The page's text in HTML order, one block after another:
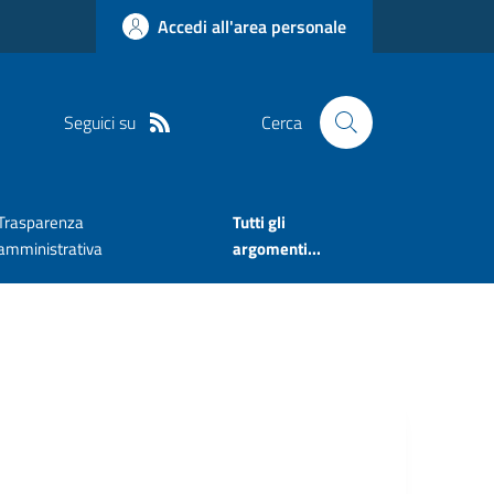
Accedi all'area personale
Seguici su Cerca
Tutti gli
argomenti...